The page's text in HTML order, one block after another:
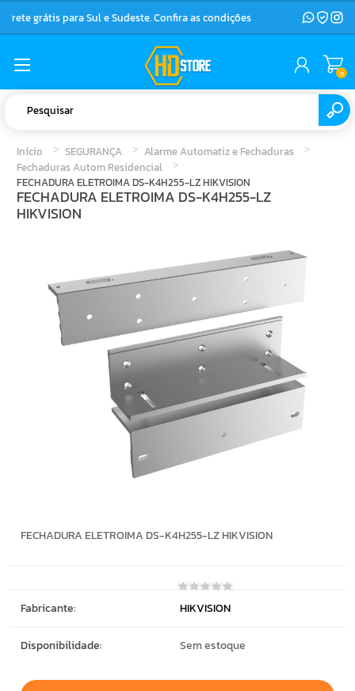
Frete grátis para Sul e Sudeste. Confira as condições
0
Início SEGURANÇA
Alarme Automatiz e Fechaduras
Fechaduras Autom Residencial
FECHADURA ELETROIMA DS-K4H255-LZ HIKVISION
FECHADURA ELETROIMA DS-K4H255-LZ
HIKVISION
FECHADURA ELETROIMA DS-K4H255-LZ HIKVISION
Fabricante: HIKVISION
Disponibilidade: Sem estoque